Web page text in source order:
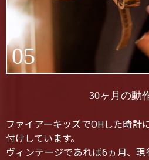
05
30ヶ月の動
ファイアーキッズでOHした時計
付けしています。
ヴィンテージであれば6ヵ月、